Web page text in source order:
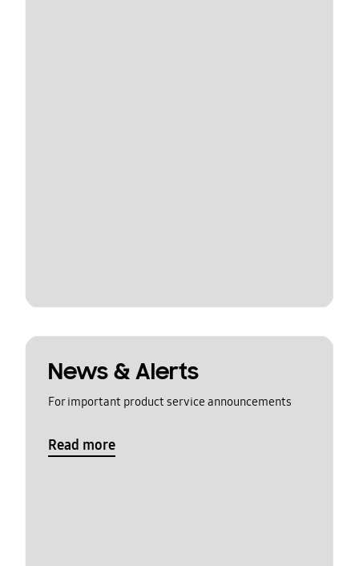
News & Alerts
For important product service announcements
Read more